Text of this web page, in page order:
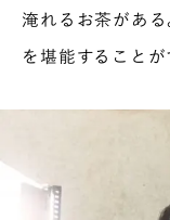
淹れるお茶があ
を堪能することが